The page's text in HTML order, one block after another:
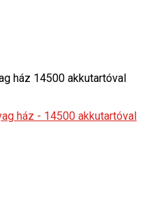
ház 14500 akkutartóval
ház - 14500 akkutartóval